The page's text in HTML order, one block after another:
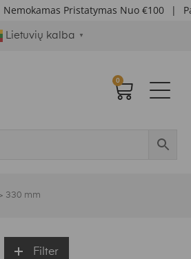
Pristatymas Nuo €100 |
Lietuvių kalba ▼
0
330 mm
Filter